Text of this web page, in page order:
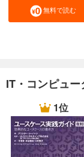
無料で読む
IT・コンピュ
1位